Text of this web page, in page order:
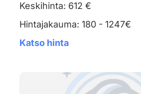
Keskihinta: 612 €
Hintajakauma: 180 - 1247€
Katso hinta